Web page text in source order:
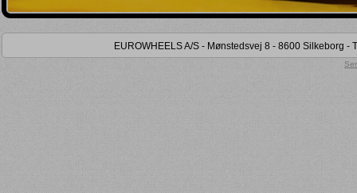
EUROWHEELS A/S - Mønstedsvej 8 - 8600 Silkeborg